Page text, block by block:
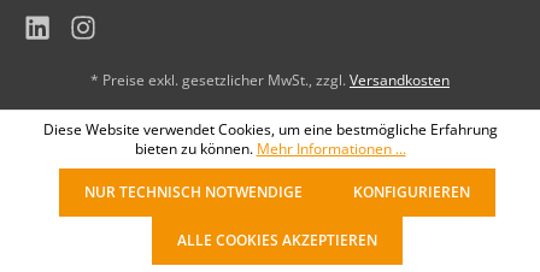
* Preise exkl. gesetzlicher MwSt., zzgl. Versandkosten
Diese Website verwendet Cookies, um eine bestmögliche Erfahrung
bieten zu können. Mehr Informationen ...
NUR TECHNISCH NOTWENDIGE KONFIGURIEREN
ALLE COOKIES AKZEPTIEREN